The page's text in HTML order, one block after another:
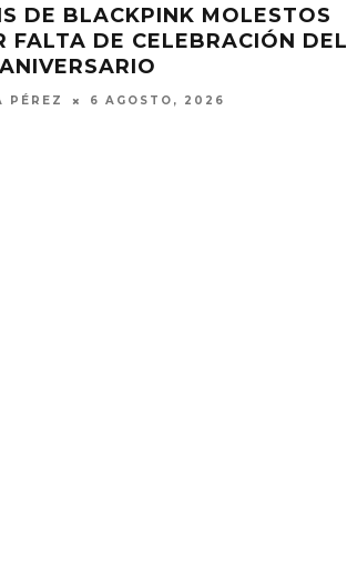
DE BLACKPINK MOLESTOS
FALTA DE CELEBRACIÓN DEL
PÉREZ 6 AGOSTO, 2026